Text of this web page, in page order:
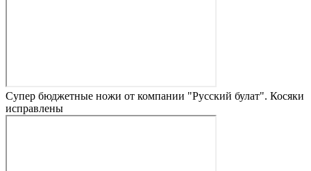
Супер бюджетные ножи от компании "Русский булат". Косяки
исправлены